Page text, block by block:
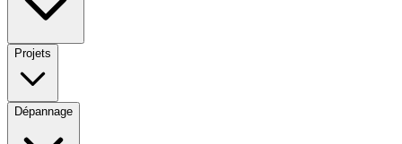
Projets
Dépannage